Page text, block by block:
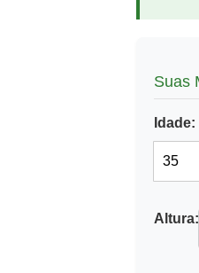
Suas
Idade:
Altura: